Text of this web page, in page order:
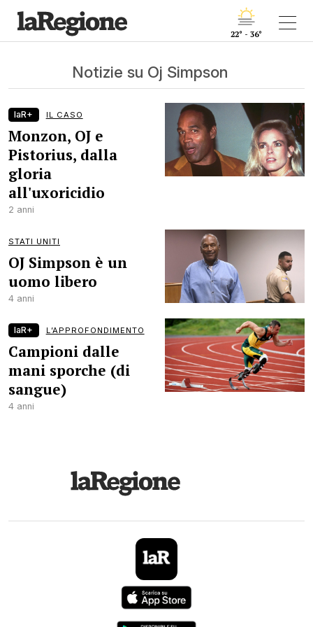
22° - 36°
Notizie su Oj Simpson
laR+ IL CASO
Monzon, OJ e
Pistorius, dalla
gloria
all'uxoricidio
2 anni
STATI UNITI
OJ Simpson è un
uomo libero
4 anni
laR+ L’APPROFONDIMENTO
Campioni dalle
mani sporche (di
sangue)
4 anni